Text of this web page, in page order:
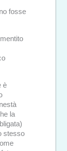
fosse
è
la
stesso